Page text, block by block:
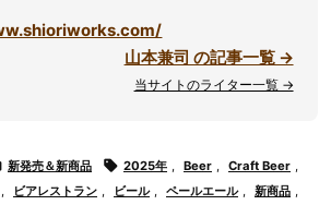
山本兼司 の記事一覧 →
当サイトのライター一覧 →
新発売＆新商品  2025年 , Beer , Craft Beer ,
, ビアレストラン , ビール , ペールエール , 新商品 ,